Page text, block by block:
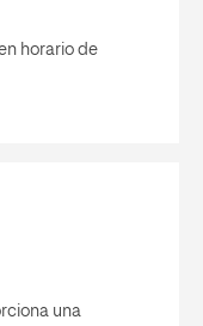
horario de
una